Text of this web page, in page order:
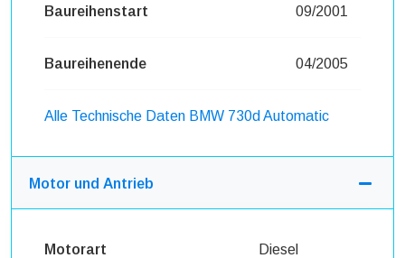
Baureihenstart 09/2001
Baureihenende 04/2005
Alle Technische Daten BMW 730d Automatic
Motor und Antrieb
Motorart Diesel